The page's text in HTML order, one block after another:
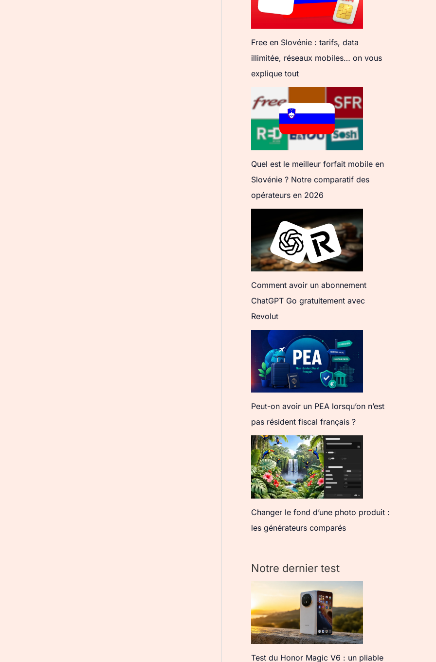
Free en Slovénie : tarifs, data
illimitée, réseaux mobiles… on vous
explique tout
Quel est le meilleur forfait mobile en
Slovénie ? Notre comparatif des
opérateurs en 2026
Comment avoir un abonnement
ChatGPT Go gratuitement avec
Revolut
Peut-on avoir un PEA lorsqu’on n’est
pas résident fiscal français ?
Changer le fond d’une photo produit :
les générateurs comparés
Notre dernier test
Test du Honor Magic V6 : un pliable